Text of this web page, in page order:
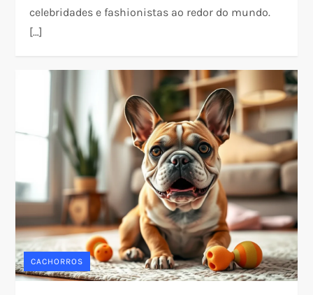
celebridades e fashionistas ao redor do mundo.
[…]
CACHORROS